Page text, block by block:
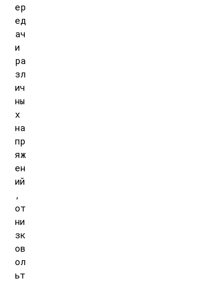
ер
ед
ач
и
ра
зл
ич
ны
х
на
пр
яж
ен
ий
,
от
ни
зк
ов
ол
ьт